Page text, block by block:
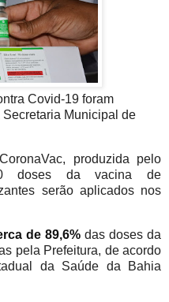
Covid-19 foram
Municipal de
produzida pelo
doses da vacina de
serão aplicados nos
de 89,6%das doses da
pela Prefeitura, de acordo
da Saúde da Bahia